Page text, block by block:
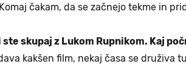
čakam, da se začnejo tekme in
ste skupaj z Lukom Rupnikom. Kaj
kakšen film, nekaj časa se druživa